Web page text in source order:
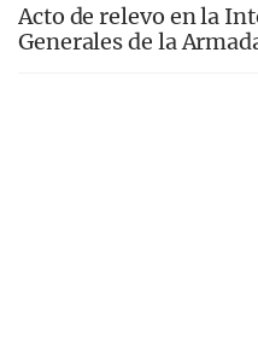
Acto de relevo en la
Generales de la